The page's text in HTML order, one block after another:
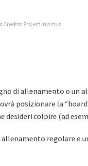
Credits: Project Invictus
di allenamento o un
posizionare la
desideri colpire (ad
regolare e